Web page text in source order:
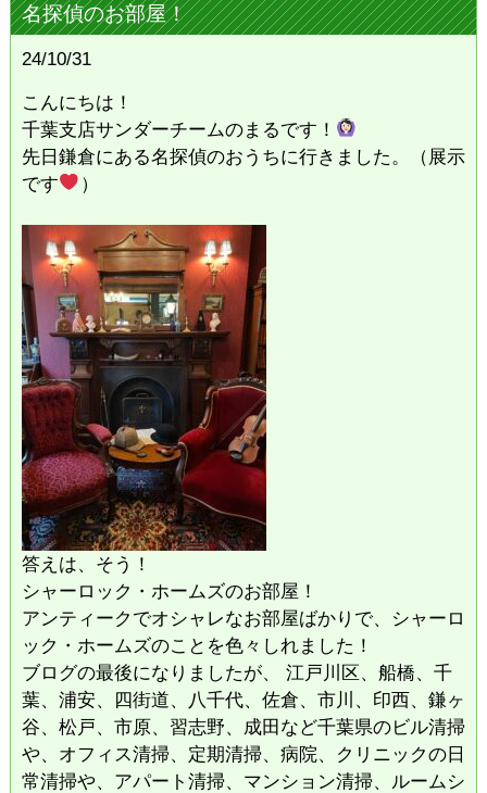
名探偵のお部屋！
24/10/31
こんにちは！
千葉支店サンダーチームのまるです！
先日鎌倉にある名探偵のおうちに行きました。（展示
です
）
答えは、そう！
シャーロック・ホームズのお部屋！
アンティークでオシャレなお部屋ばかりで、シャーロ
ック・ホームズのことを色々しれました！
ブログの最後になりましたが、 江戸川区、船橋、千
葉、浦安、四街道、八千代、佐倉、市川、印西、鎌ヶ
谷、松戸、市原、習志野、成田など千葉県のビル清掃
や、オフィス清掃、定期清掃、病院、クリニックの日
常清掃や、アパート清掃、マンション清掃、ルームシ